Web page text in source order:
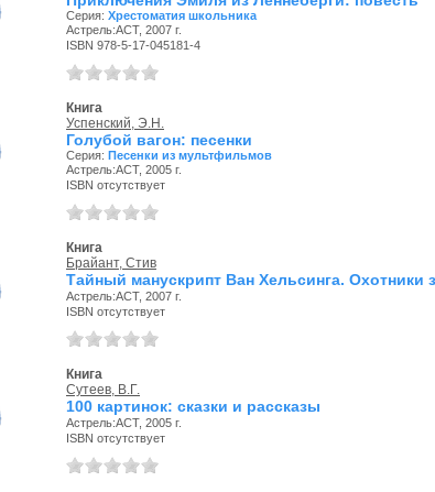
Серия: Хрестоматия школьника
Астрель:АСТ, 2007 г.
ISBN 978-5-17-045181-4
Книга
Успенский, Э.Н.
Голубой вагон: песенки
Серия: Песенки из мультфильмов
Астрель:АСТ, 2005 г.
ISBN отсутствует
Книга
Брайант, Стив
Тайный манускрипт Ван Хельсинга. Охотники
Астрель:АСТ, 2007 г.
ISBN отсутствует
Книга
Сутеев, В.Г.
100 картинок: сказки и рассказы
Астрель:АСТ, 2005 г.
ISBN отсутствует